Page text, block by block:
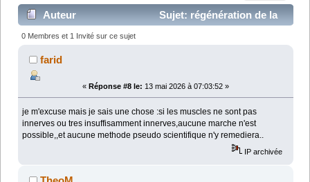
Auteur
Sujet: régénération de la
moelle épinière suite à une lésion médullaire
chronique> 2ans (Lu 19706 fois)
0 Membres et 1 Invité sur ce sujet
farid
« Réponse #8 le: 13 mai 2026 à 07:03:52 »
je m'excuse mais je sais une chose :si les muscles ne sont pas
innerves ou tres insuffisamment innerves,aucune marche n'est
possible,,et aucune methode pseudo scientifique n'y remediera..
IP archivée